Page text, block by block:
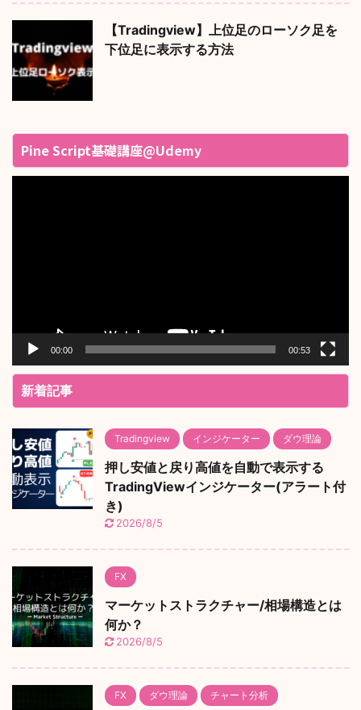
【Tradingview】上位足のローソク足を
下位足に表示する方法
Pine Script基礎講座@Udemy
00:00 00:53
新着記事
Tradingview インジケーター ダウ理論
押し安値と戻り高値を自動で表示する
TradingViewインジケーター(アラート付
き)
2026/8/5
FX
マーケットストラクチャー/相場構造とは
何か？
2026/8/5
FX ダウ理論 チャート分析